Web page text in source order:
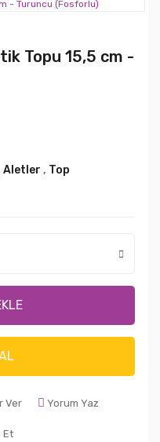
Topu 15,5 cm -
Aletler , Top
Ver Yorum Yaz
Et